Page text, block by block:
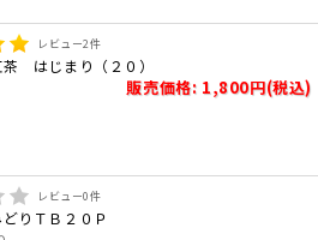
レビュー2件
はじまり（２０）
販売価格: 1,800円(税込)
レビュー0件
りＴＢ２０Ｐ